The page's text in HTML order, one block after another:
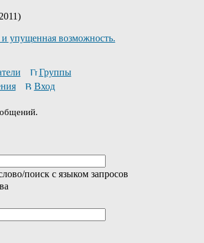
упущенная возможность.
Группы
Вход
поиск с языком запросов